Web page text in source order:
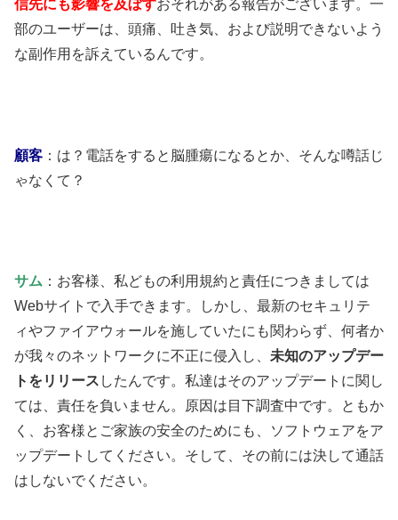
信先にも影響を及ぼすおそれがある報告がございます。一
部のユーザーは、頭痛、吐き気、および説明できないよう
な副作用を訴えているんです。
顧客 ：は？電話をすると脳腫瘍になるとか、そんな噂話じ
ゃなくて？
サム ：お客様、私どもの利用規約と責任につきましては
Webサイトで入手できます。しかし、最新のセキュリテ
ィやファイアウォールを施していたにも関わらず、何者か
が我々のネットワークに不正に侵入し、 未知のアップデー
トをリリース したんです。私達はそのアップデートに関し
ては、責任を負いません。原因は目下調査中です。ともか
く、お客様とご家族の安全のためにも、ソフトウェアをア
ップデートしてください。そして、その前には決して通話
はしないでください。